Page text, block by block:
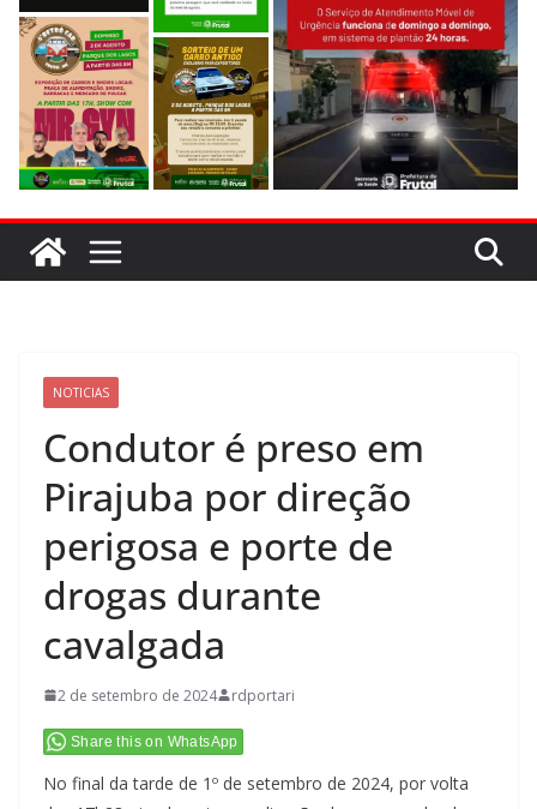
NOTICIAS
Condutor é preso em
Pirajuba por direção
perigosa e porte de
drogas durante
cavalgada
2 de setembro de 2024 rdportari
Share this on WhatsApp
No final da tarde de 1º de setembro de 2024, por volta